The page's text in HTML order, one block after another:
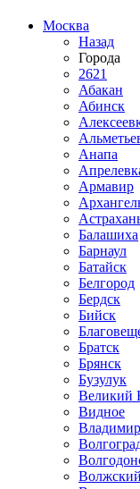
Москва
Назад
Города
2621
Абакан
Абинск
Анапа
Армавир
Балашиха
Барнаул
Батайск
Белгород
Бердск
Бийск
Братск
Брянск
Бузулук
Великий
Видное
Владимир
Волжский